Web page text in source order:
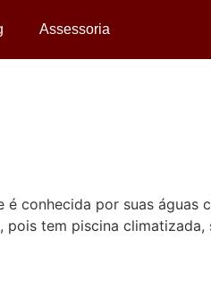
Assessoria
conhecida por suas águas
tem piscina climatizada,